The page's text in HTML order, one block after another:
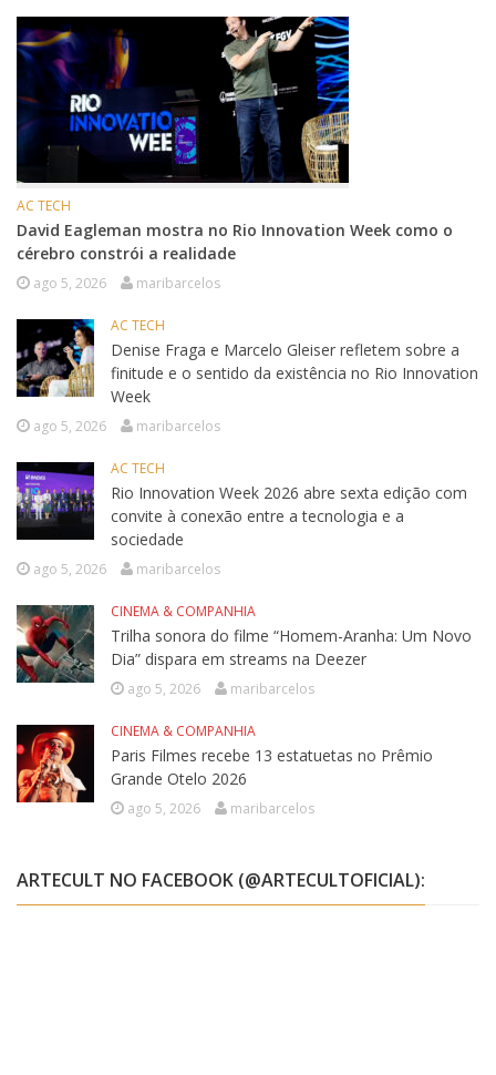
AC TECH
David Eagleman mostra no Rio Innovation Week como o
cérebro constrói a realidade
ago 5, 2026 maribarcelos
AC TECH
Denise Fraga e Marcelo Gleiser refletem sobre a
finitude e o sentido da existência no Rio Innovation
Week
ago 5, 2026 maribarcelos
AC TECH
Rio Innovation Week 2026 abre sexta edição com
convite à conexão entre a tecnologia e a
sociedade
ago 5, 2026 maribarcelos
CINEMA & COMPANHIA
Trilha sonora do filme “Homem-Aranha: Um Novo
Dia” dispara em streams na Deezer
ago 5, 2026 maribarcelos
CINEMA & COMPANHIA
Paris Filmes recebe 13 estatuetas no Prêmio
Grande Otelo 2026
ago 5, 2026 maribarcelos
ARTECULT NO FACEBOOK (@ARTECULTOFICIAL):